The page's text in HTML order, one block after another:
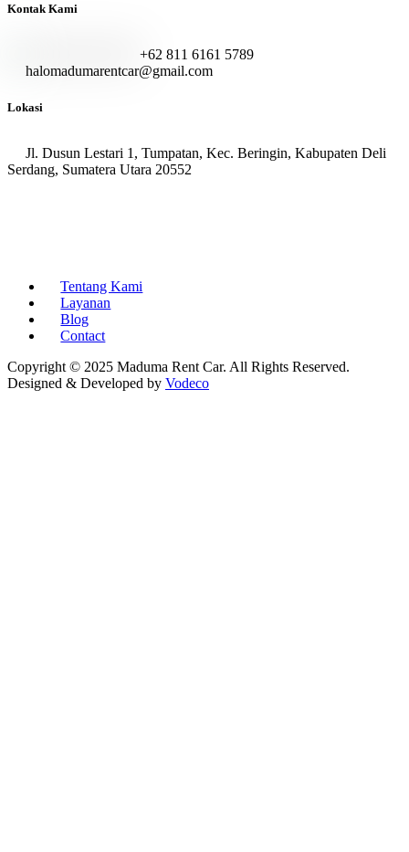
Kontak Kami
+62 811 6161 5789
halomadumarentcar@gmail.com
Lokasi
Jl. Dusun Lestari 1, Tumpatan, Kec. Beringin, Kabupaten Deli
Serdang, Sumatera Utara 20552
Tentang Kami
Layanan
Blog
Contact
Copyright © 2025 Maduma Rent Car. All Rights Reserved.
Designed & Developed by Vodeco